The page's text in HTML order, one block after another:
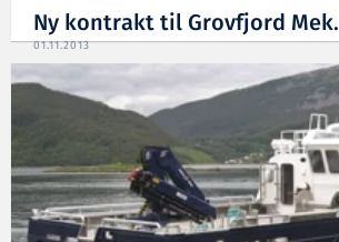
Ny kontrakt til Grovfjord Mek.
01.11.2013